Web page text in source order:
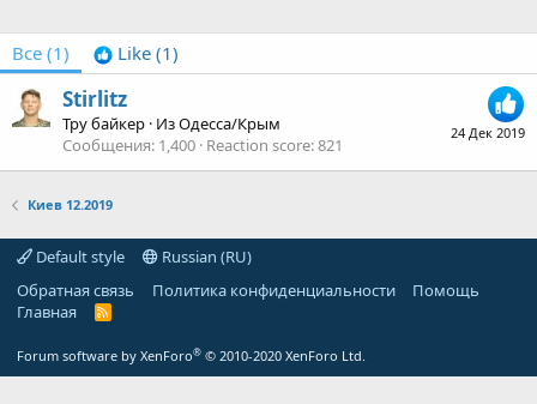
Все (1) Like (1)
24 Дек 2019
Stirlitz
Тру байкер · ИзОдесса/Крым
Сообщения 1,400 Reaction score 821
Киев 12.2019
Default style
Russian (RU)
Обратная связь
Политика конфиденциальности
Помощь
Главная
R
Forum software by XenForo® © 2010-2020 XenForo Ltd.